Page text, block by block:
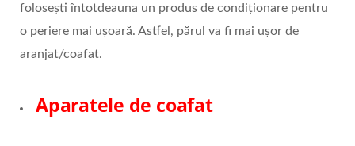
folosești întotdeauna un produs de condiționare pentru
o periere mai ușoară. Astfel, părul va fi mai ușor de
aranjat/coafat.
Aparatele de coafat